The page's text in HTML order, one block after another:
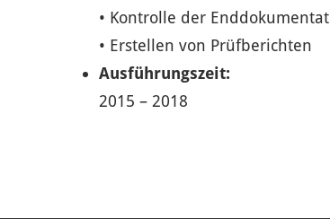
• Kontrolle der
• Erstellen von Prüfberichten
Ausführungszeit:
2015 – 2018